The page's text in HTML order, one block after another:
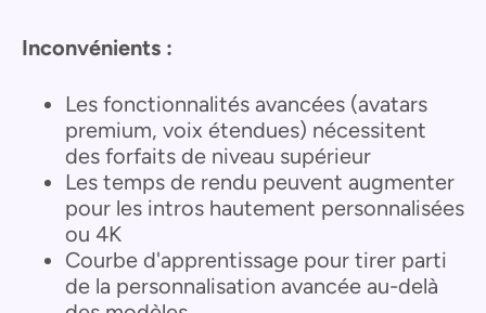
Inconvénients :
Les fonctionnalités avancées (avatars
premium, voix étendues) nécessitent
des forfaits de niveau supérieur
Les temps de rendu peuvent augmenter
pour les intros hautement personnalisées
ou 4K
Courbe d'apprentissage pour tirer parti
de la personnalisation avancée au-delà